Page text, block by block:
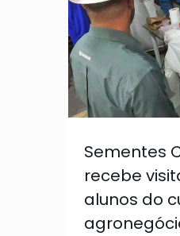
Sementes
recebe
alunos do